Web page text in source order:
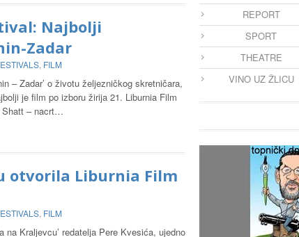
Najbolji
Zadar
, FILM
– Zadar’ o životu željezničkog skretničara,
je film po izboru žirija 21. Liburnia Film
Shatt – nacrt…
otvorila Liburnia Film
, FILM
na Kraljevcu’ redatelja Pere Kvesića, ujedno
REPORT
SPORT
THEATRE
VINO UZ ŽLICU